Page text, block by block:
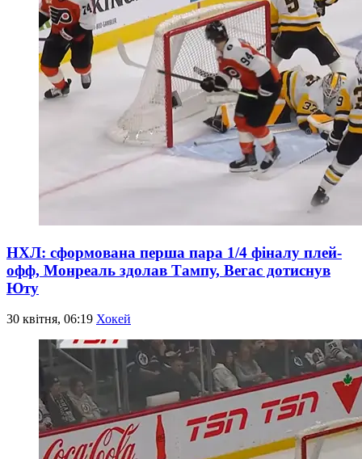
НХЛ: сформована перша пара 1/4 фіналу плей-
офф, Монреаль здолав Тампу, Вегас дотиснув
Юту
30 квітня, 06:19 Хокей